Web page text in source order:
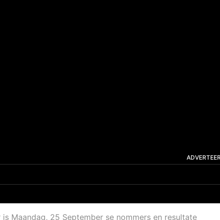
Maandag, 25 September se nommers en resultate